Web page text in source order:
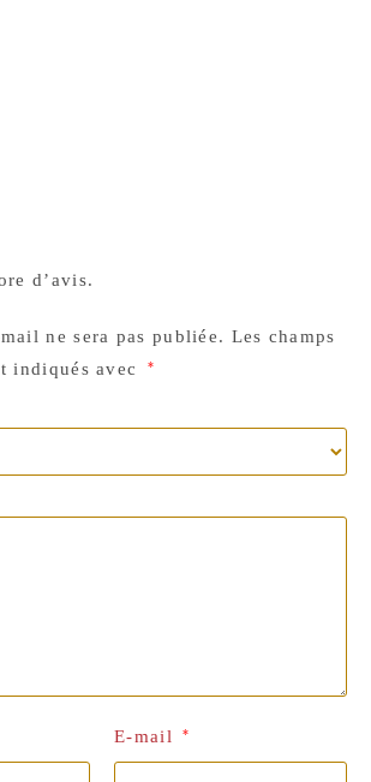
d’avis.
ne sera pas publiée. Les champs
indiqués avec
*
E-mail *